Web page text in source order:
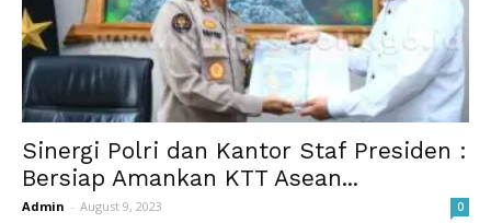
Sinergi Polri dan Kantor Staf Presiden :
Bersiap Amankan KTT Asean...
Admin - August 9, 2023 0